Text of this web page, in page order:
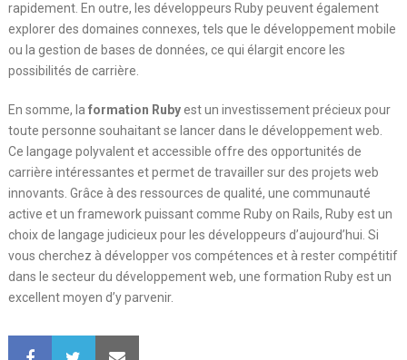
rapidement. En outre, les développeurs Ruby peuvent également
explorer des domaines connexes, tels que le développement mobile
ou la gestion de bases de données, ce qui élargit encore les
possibilités de carrière.
En somme, la formation Rubyest un investissement précieux pour
toute personne souhaitant se lancer dans le développement web.
Ce langage polyvalent et accessible offre des opportunités de
carrière intéressantes et permet de travailler sur des projets web
innovants. Grâce à des ressources de qualité, une communauté
active et un framework puissant comme Ruby on Rails, Ruby est un
choix de langage judicieux pour les développeurs d’aujourd’hui. Si
vous cherchez à développer vos compétences et à rester compétitif
dans le secteur du développement web, une formation Ruby est un
excellent moyen d’y parvenir.